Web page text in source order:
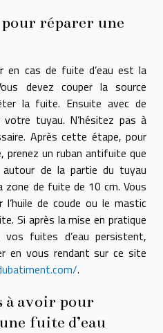
réparer une
en cas de fuite d’eau est la
devez couper la source
la fuite. Ensuite avec de
votre tuyau. N’hésitez pas à
Après cette étape, pour
prenez un ruban antifuite que
autour de la partie du tuyau
zone de fuite de 10 cm. Vous
de coude ou le mastic
Si après la mise en pratique
fuites d’eau persistent,
en vous rendant sur ce site
.
à avoir pour
fuite d’eau